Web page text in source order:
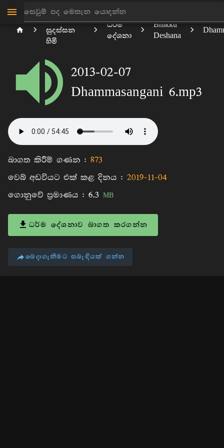
සුදස්සන
හිමි
ධර්ම
දේශනා
Bhikku
Deshana
2013-02-07
Dhammasangani 6.mp3
බාගත කිරීම් ගණන : 873
වෙබ් අඩවියට එක් කළ දිනය : 2019-11-04
ගොනුවේ ප්‍රමාණය : 6.3 MB
ධර්ම දේශනාව බාගත කරගන්න
බෙදාගැනීමට සබැඳියක් ගන්න